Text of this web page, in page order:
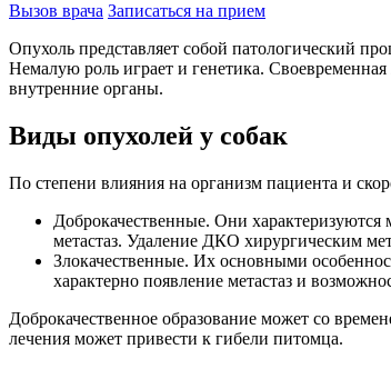
Вызов врача Записаться на прием
Опухоль представляет собой патологический
Немалую роль играет и генетика.
внутренние органы.
Виды опухолей у собак
По степени влияния на организм пациента и
Доброкачественные. Они
метастаз. Удаление ДКО хирургическим
Злокачественные. Их основными
характерно появление метастаз и
Доброкачественное образование может со
лечения может привести к гибели питомца.